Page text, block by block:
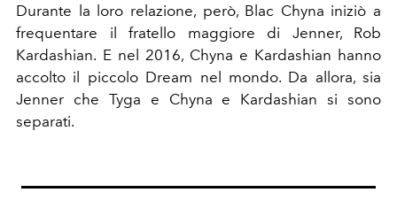
Durante la loro relazione, però, Blac Chyna iniziò a
frequentare il fratello maggiore di Jenner, Rob
Kardashian. E nel 2016, Chyna e Kardashian hanno
accolto il piccolo Dream nel mondo. Da allora, sia
Jenner che Tyga e Chyna e Kardashian si sono
separati.